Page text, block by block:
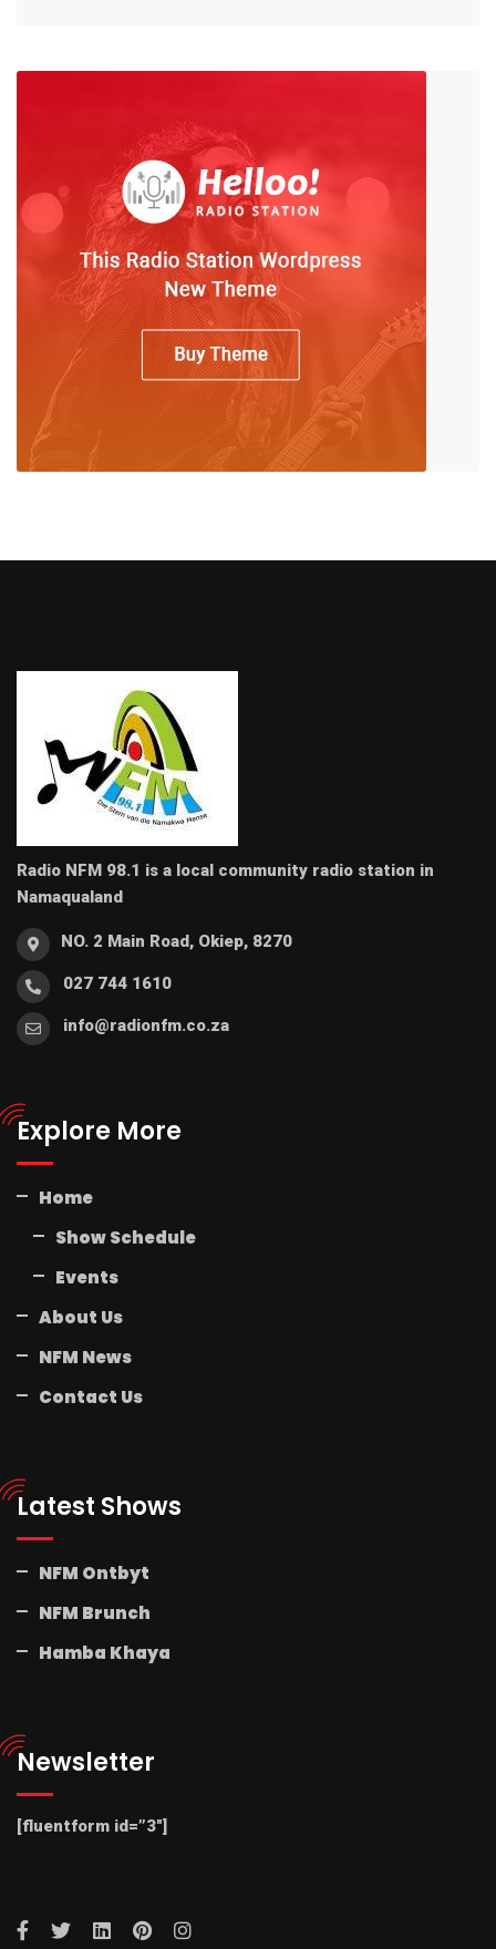
Radio NFM 98.1 is a local community radio station in
Namaqualand
NO. 2 Main Road, Okiep, 8270
027 744 1610
info@radionfm.co.za
Explore More
Home
Show Schedule
Events
About Us
NFM News
Contact Us
Latest Shows
NFM Ontbyt
NFM Brunch
Hamba Khaya
Newsletter
[fluentform id=”3″]